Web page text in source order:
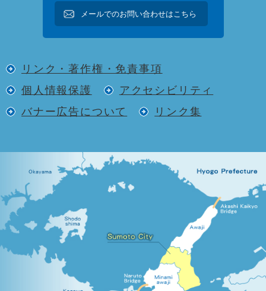
メールでのお問い合わせはこちら
リンク・著作権・免責事項
個人情報保護
アクセシビリティ
バナー広告について
リンク集